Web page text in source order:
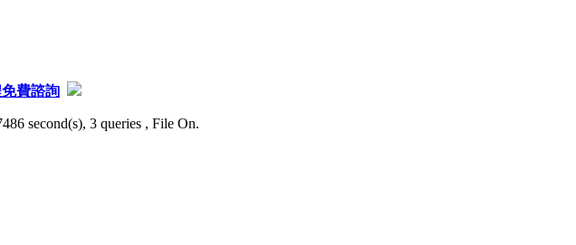
費諮詢
second(s), 3 queries , File On.